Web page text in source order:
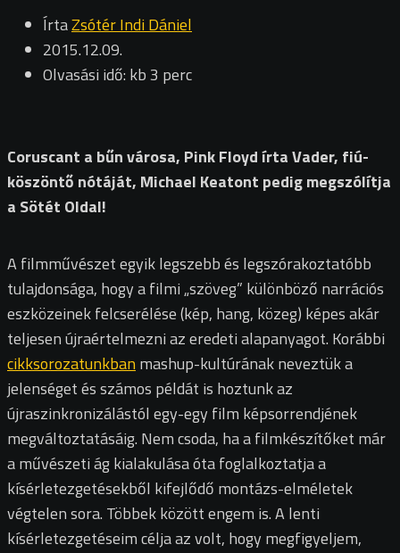
ÍrtaZsótér Indi Dániel
2015.12.09.
Olvasási idő: kb 3 perc
Coruscant a bűn városa, Pink Floyd írta Vader, fiú-
köszöntő nótáját, Michael Keatont pedig megszólítja
a Sötét Oldal!
A filmművészet egyik legszebb és legszórakoztatóbb
tulajdonsága, hogy a filmi „szöveg” különböző narrációs
eszközeinek felcserélése (kép, hang, közeg) képes akár
teljesen újraértelmezni az eredeti alapanyagot. Korábbi
cikksorozatunkban mashup-kultúrának neveztük a
jelenséget és számos példát is hoztunk az
újraszinkronizálástól egy-egy film képsorrendjének
megváltoztatásáig. Nem csoda, ha a filmkészítőket már
a művészeti ág kialakulása óta foglalkoztatja a
kísérletezgetésekből kifejlődő montázs-elméletek
végtelen sora. Többek között engem is. A lenti
kísérletezgetéseim célja az volt, hogy megfigyeljem,